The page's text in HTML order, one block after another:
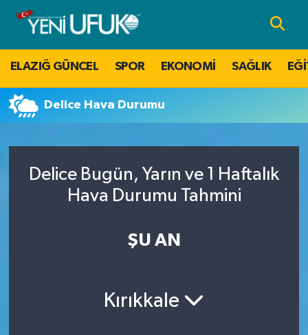
ELAZIĞ GÜNCEL SPOR EKONOMİ SAĞLIK
Delice Hava Durumu
Delice Bugün, Yarın ve 1 Haftalık
Hava Durumu Tahmini
ŞU AN
Kırıkkale
Nöbetçi Eczaneler
Hava Durumu
Namaz Vakitleri
Süper Lig Puan Durumu ve Fikstür